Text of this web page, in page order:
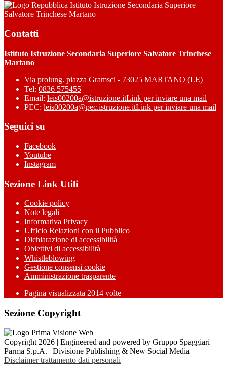
Istituto Istruzione Secondaria Superiore
Salvatore Trinchese Martano
Contatti
Istituto Istruzione Secondaria Superiore Salvatore Trinchese
Martano
Via prolung. piazza Gramsci - 73025 MARTANO (LE)
Tel: 0836 575455
Email: leis00200a@istruzione.itLink per inviare una mail
PEC: leis00200a@pec.istruzione.itLink per inviare una mail
Seguici su
Facebook
Youtube
Instagram
Sezione Link Utili
Cookie policy
Note legali
Informativa Privacy
Ufficio Relazioni con il Pubblico
Dichiarazione di accessibilità
Obiettivi di accessibilità
Whistleblowing
Gestione consensi cookie
Amministrazione trasparente
Pagina visualizzata 2014 volte
Sezione Copyright
Copyright 2026 | Engineered and powered by Gruppo Spaggiari
Parma S.p.A. | Divisione Publishing & New Social Media
Disclaimer trattamento dati personali